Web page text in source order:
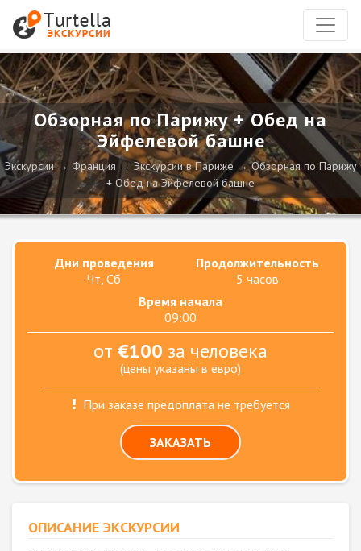
Обзорная по Парижу + Обед на
Эйфелевой башне
Экскурсии Франция Экскурсии в Париже
Обзорная по Парижу
+ Обед на Эйфелевой башне
Дни проведения
Чт, Сб
Продолжительность
5 часов
Время начала
09:00
от €100 за человека
(цены указаны в евро)
При заказе предоплата не требуется
ЗАКАЗАТЬ
ОПИСАНИЕ ЭКСКУРСИИ